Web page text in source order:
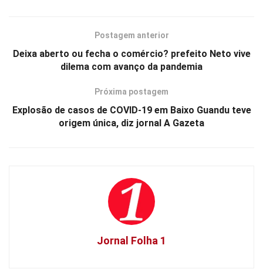
Postagem anterior
Deixa aberto ou fecha o comércio? prefeito Neto vive
dilema com avanço da pandemia
Próxima postagem
Explosão de casos de COVID-19 em Baixo Guandu teve
origem única, diz jornal A Gazeta
Jornal Folha 1